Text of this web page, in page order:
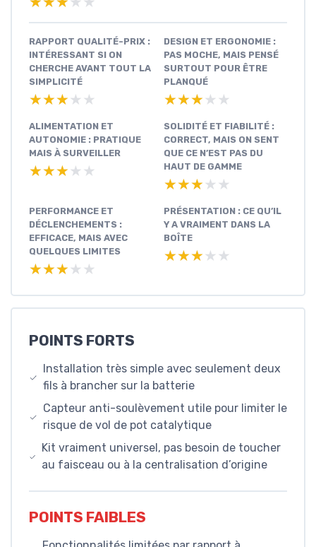
RAPPORT QUALITÉ-PRIX :
INTÉRESSANT SI ON
CHERCHE AVANT TOUT LA
SIMPLICITÉ
★★★★★
★★★★★
DESIGN ET ERGONOMIE :
PAS MOCHE, MAIS PENSÉ
SURTOUT POUR ÊTRE
PLANQUÉ
★★★★★
★★★★★
ALIMENTATION ET
AUTONOMIE : PRATIQUE
MAIS À SURVEILLER
★★★★★
★★★★★
SOLIDITÉ ET FIABILITÉ :
CORRECT, MAIS ON SENT
QUE CE N’EST PAS DU
HAUT DE GAMME
★★★★★
★★★★★
PERFORMANCE ET
DÉCLENCHEMENTS :
EFFICACE, MAIS AVEC
QUELQUES LIMITES
★★★★★
★★★★★
PRÉSENTATION : CE QU’IL
Y A VRAIMENT DANS LA
BOÎTE
★★★★★
★★★★★
POINTS FORTS
Installation très simple avec seulement deux
fils à brancher sur la batterie
Capteur anti-soulèvement utile pour limiter le
risque de vol de pot catalytique
Kit vraiment universel, pas besoin de toucher
au faisceau ou à la centralisation d’origine
POINTS FAIBLES